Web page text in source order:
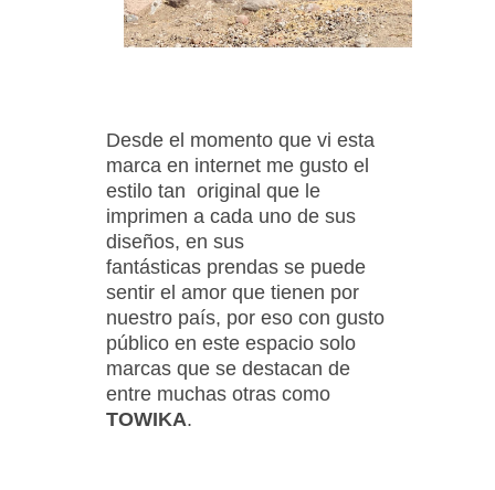
Desde el momento que vi esta
marca en internet me gusto el
estilo tan original que le
imprimen a cada uno de sus
diseños, en sus
fantásticas prendas se puede
sentir el amor que tienen por
nuestro país, por eso con gusto
público en este espacio solo
marcas que se destacan de
entre muchas otras como
TOWIKA.